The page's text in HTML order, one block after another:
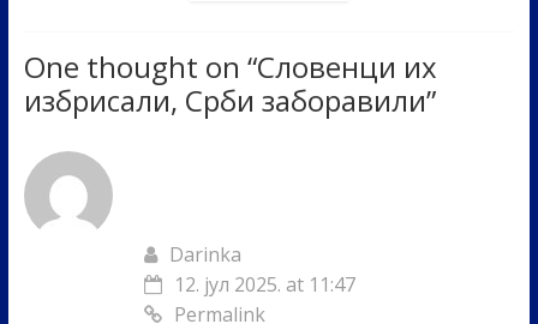
One thought on “Словенци их
избрисали, Срби заборавили”
Darinka
12. јул 2025. at 11:47
Permalink